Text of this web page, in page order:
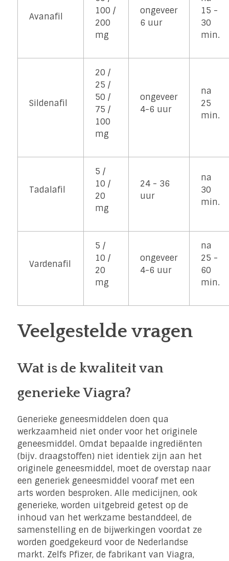
Avanafil
100 /
200
mg
ongeveer
6 uur
15 -
30
min.
Sildenafil
20 /
25 /
50 /
75 /
100
mg
ongeveer
4-6 uur
na
25
min.
Tadalafil
5 /
10 /
20
mg
24 - 36
uur
na
30
min.
Vardenafil
5 /
10 /
20
mg
ongeveer
4-6 uur
na
25 -
60
min.
Veelgestelde vragen
Wat is de kwaliteit van
generieke Viagra?
Generieke geneesmiddelen doen qua
werkzaamheid niet onder voor het originele
geneesmiddel. Omdat bepaalde ingrediënten
(bijv. draagstoffen) niet identiek zijn aan het
originele geneesmiddel, moet de overstap naar
een generiek geneesmiddel vooraf met een
arts worden besproken. Alle medicijnen, ook
generieke, worden uitgebreid getest op de
inhoud van het werkzame bestanddeel, de
samenstelling en de bijwerkingen voordat ze
worden goedgekeurd voor de Nederlandse
markt. Zelfs Pfizer, de fabrikant van Viagra,